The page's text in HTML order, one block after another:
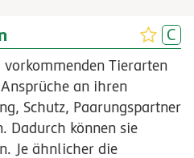
vorkommenden Tierarten
an ihren
Schutz, Paarungspartner
Dadurch können sie
Je ähnlicher die